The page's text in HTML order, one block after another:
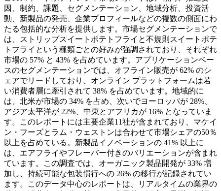
因、制約、課題、セグメンテーション、地域分析、投資活
動、新製品の発売、企業プロフィールなどの複数の側面にわ
たる包括的な分析を提供します。市場セグメンテーションで
は、ストリップスイートポテトフライと不規則スイートポテ
トフライという種類ごとの好みが強調されており、それぞれ
市場の 57% と 43% を占めています。アプリケーションベー
スのセグメンテーションでは、オフライン販売が 62% のシ
ェアでリードしており、オンライン プラットフォームは若
い消費者層に牽引されて 38% を占めています。地域的に
は、北米が市場の 34% を占め、次いでヨーロッパが 28%、
アジア太平洋が 22%、中東とアフリカが 16% となっていま
す。このレポートには主要企業11社が含まれており、マケイ
ン・フーズとラム・ウェストンは合わせて市場シェアの50％
以上を占めている。新製品イノベーションの 41% 以上に
は、エアフライやフレーバー付きのバリエーションが含まれ
ています。この調査では、オーガニック製品開発が 33% 増
加し、持続可能な包装慣行への 26% の移行が記録されてい
ます。このデータ中心のレポートは、リアルタイムの業界の